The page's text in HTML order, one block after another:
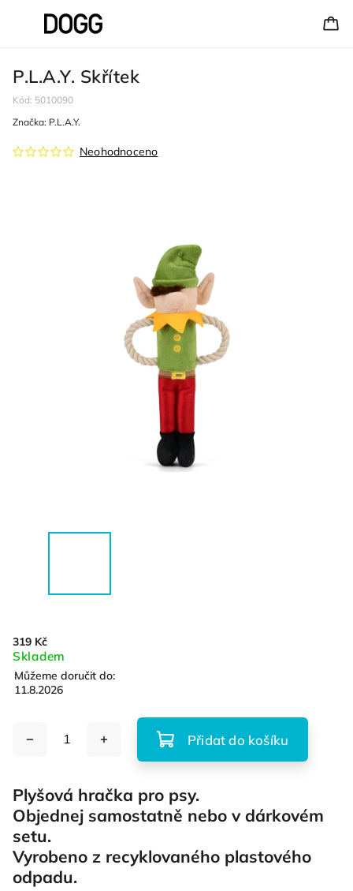
P.L.A.Y. Skřítek
Kód: 5010090
Neohodnoceno
Značka: P.L.A.Y.
319 Kč
Skladem
Můžeme doručit do:
11.8.2026
Přidat do košíku
Plyšová hračka pro psy.
Objednej samostatně nebo v dárkovém
setu.
Vyrobeno z recyklovaného plastového
odpadu.